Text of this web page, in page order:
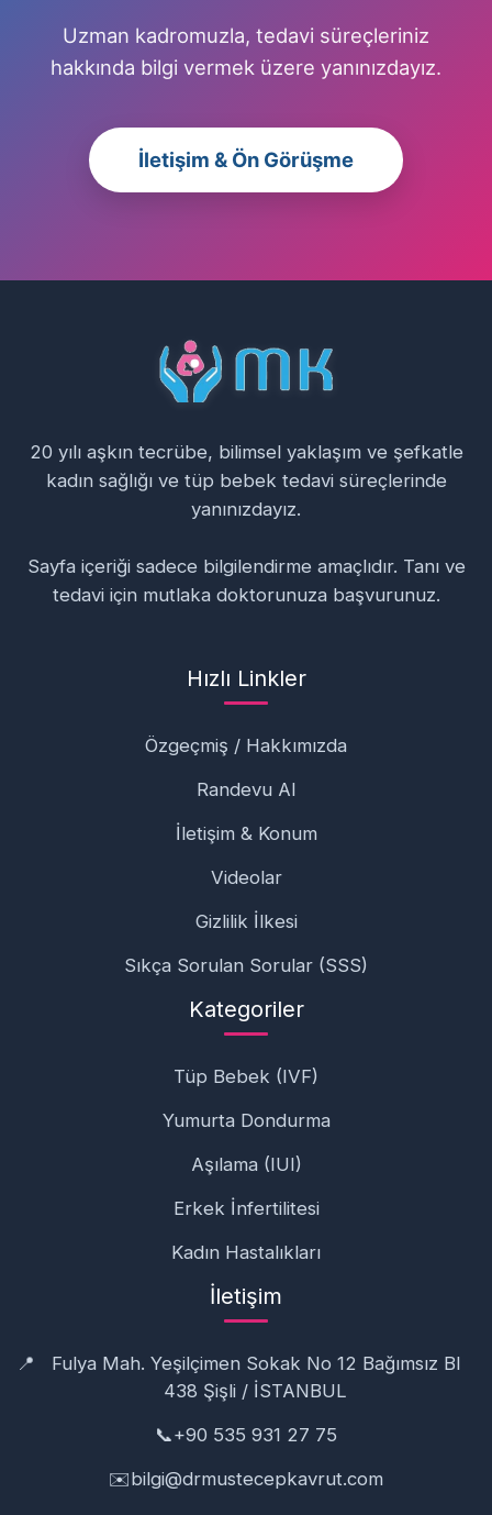
Uzman kadromuzla, tedavi süreçleriniz
hakkında bilgi vermek üzere yanınızdayız.
İletişim & Ön Görüşme
20 yılı aşkın tecrübe, bilimsel yaklaşım ve şefkatle
kadın sağlığı ve tüp bebek tedavi süreçlerinde
yanınızdayız.
Sayfa içeriği sadece bilgilendirme amaçlıdır. Tanı ve
tedavi için mutlaka doktorunuza başvurunuz.
Hızlı Linkler
Özgeçmiş / Hakkımızda
Randevu Al
İletişim & Konum
Videolar
Gizlilik İlkesi
Sıkça Sorulan Sorular (SSS)
Kategoriler
Tüp Bebek (IVF)
Yumurta Dondurma
Aşılama (IUI)
Erkek İnfertilitesi
Kadın Hastalıkları
İletişim
📍
Fulya Mah. Yeşilçimen Sokak No 12 Bağımsız Bl
438 Şişli / İSTANBUL
📞+90 535 931 27 75
✉️bilgi@drmustecepkavrut.com